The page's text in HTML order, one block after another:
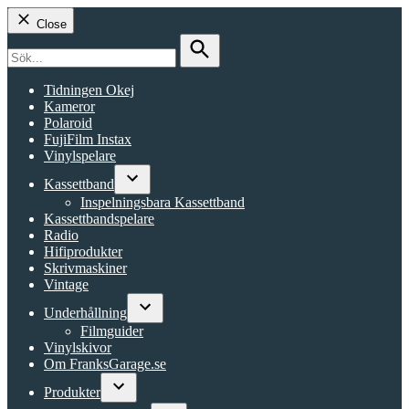
Close
for:
Search
Tidningen Okej
Kameror
Polaroid
FujiFilm Instax
Vinylspelare
Kassettband
Open
dropdown
menu
Inspelningsbara Kassettband
Kassettbandspelare
Radio
Hifiprodukter
Skrivmaskiner
Vintage
Underhållning
Open
Filmguider
Vinylskivor
Om FranksGarage.se
Produkter
Open